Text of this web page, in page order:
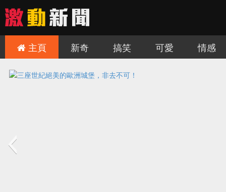
主頁 新奇 搞笑 可愛 情感